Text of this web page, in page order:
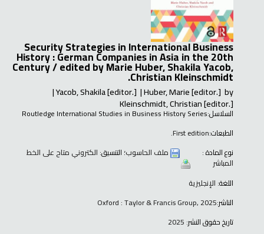
Security Strategies in International Business
History : German Companies in Asia in the 20th
Century /edited by Marie Huber, Shakila Yacob,
Christian Kleinschmidt.
by
Huber, Marie[editor.]
Yacob, Shakila[editor.]
Kleinschmidt, Christian[editor.]
السلاسل:Routledge International Studies in Business History Series
الطبعات:First edition.
نوع المادة :
ملف الحاسوب؛ التنسيق: الكتروني متاح على الخط
المباشر
اللغة: الإنجليزية
الناشر:Oxford : Taylor & Francis Group, 2025
تاريخ حقوق النشر: